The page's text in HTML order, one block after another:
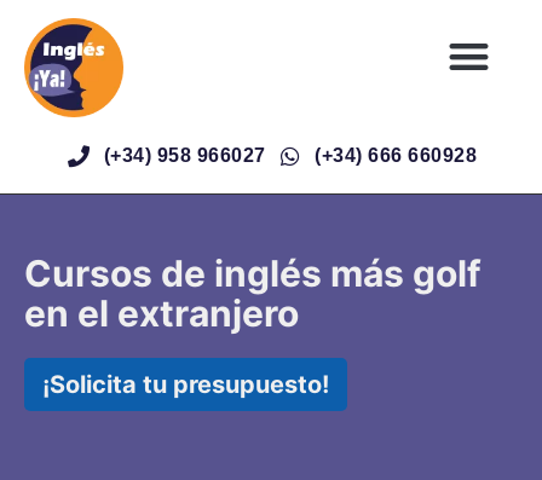
(+34) 958 966027 (+34) 666 660928
Cursos de inglés más golf
en el extranjero
¡Solicita tu presupuesto!